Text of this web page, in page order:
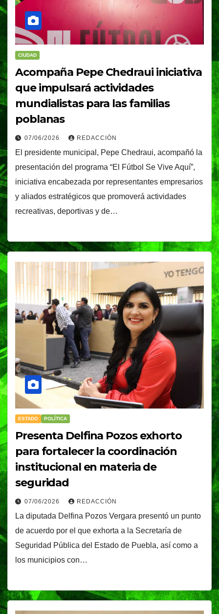
CIUDAD
Acompaña Pepe Chedraui iniciativa
que impulsará actividades
mundialistas para las familias
poblanas
07/06/2026 REDACCIÓN
El presidente municipal, Pepe Chedraui, acompañó la
presentación del programa “El Fútbol Se Vive Aquí”,
iniciativa encabezada por representantes empresarios
y aliados estratégicos que promoverá actividades
recreativas, deportivas y de…
ESTADO POLÍTICA
Presenta Delfina Pozos exhorto
para fortalecer la coordinación
institucional en materia de
seguridad
07/06/2026 REDACCIÓN
La diputada Delfina Pozos Vergara presentó un punto
de acuerdo por el que exhorta a la Secretaría de
Seguridad Pública del Estado de Puebla, así como a
los municipios con…